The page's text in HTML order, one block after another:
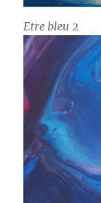
Etre bleu 2